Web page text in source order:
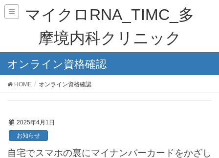
マイクロRNA_TIMC_多
摩境内科クリニック
オンライン資格確認
HOME オンライン資格確認
2025年4月1日
お知らせ
自宅でスマホの裏にマイナンバーカードをかざし